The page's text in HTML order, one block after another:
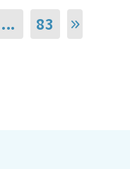
... 83